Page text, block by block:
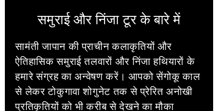
समुराई और निंजा टूर के बारे में
सामंती जापान की प्राचीन कलाकृतियों और
ऐतिहासिक समुराई तलवारों और निंजा हथियारों के
हमारे संग्रह का अन्वेषण करें। आपको सेंगोकू काल
से लेकर टोकुगावा शोगुनेट तक से प्रेरित अनोखी
प्रतिकृतियों को भी करीब से देखने का मौका